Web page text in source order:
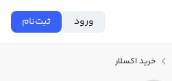
ورود ثبت‌نام
خرید اکسلار